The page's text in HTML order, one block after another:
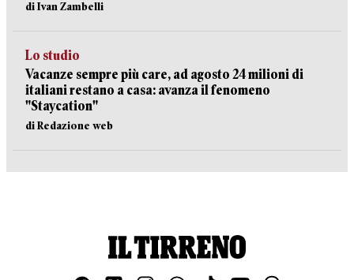
di Ivan Zambelli
Lo studio
Vacanze sempre più care, ad agosto 24 milioni di
italiani restano a casa: avanza il fenomeno
"Staycation"
di Redazione web